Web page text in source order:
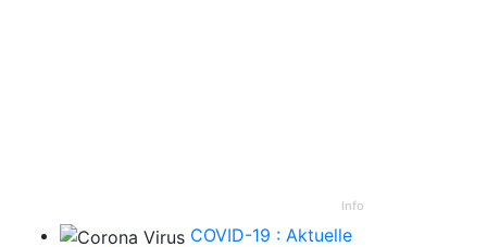
Info
COVID-19 : Aktuelle